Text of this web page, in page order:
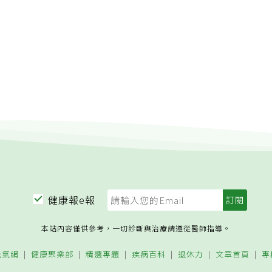
健康報e報
本站內容僅供參考，一切診斷與治療請遵從醫師指導。
網 健康聚樂部 精選專題 疾病百科 退休力 文章首頁